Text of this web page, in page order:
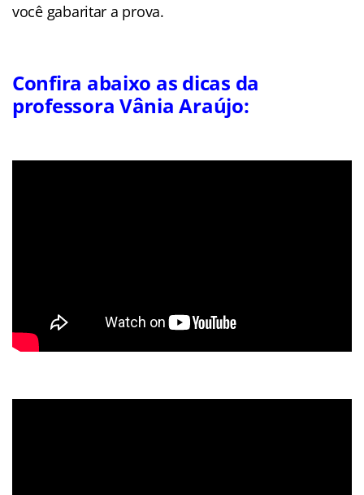
você gabaritar a prova.
Confira abaixo as dicas da
professora Vânia Araújo: